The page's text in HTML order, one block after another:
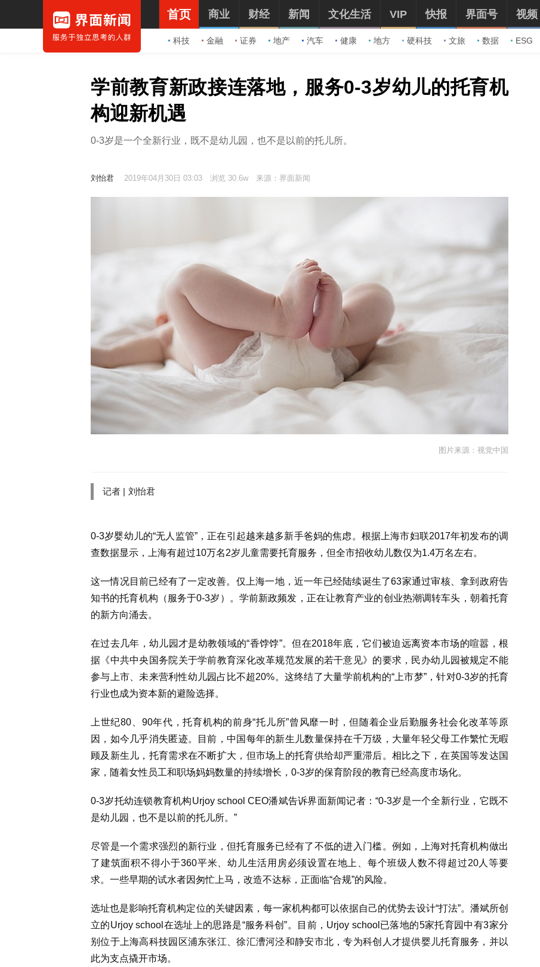
首页
科技 金融 证券 地产 汽车 健康 地方 硬科技 文旅 数据 ESG
商业 财经 新闻 文化生活 VIP 快报 界面号 视频
学前教育新政接连落地，服务0-3岁幼儿的托育机
构迎新机遇
0-3岁是一个全新行业，既不是幼儿园，也不是以前的托儿所。
刘怡君 2019年04月30日 03:03 浏览 30.6w 来源：界面新闻
图片来源：视觉中国
记者 | 刘怡君
0-3岁婴幼儿的“无人监管”，正在引起越来越多新手爸妈的焦虑。根据上海市妇联2017年初发布的调
查数据显示，上海有超过10万名2岁儿童需要托育服务，但全市招收幼儿数仅为1.4万名左右。
这一情况目前已经有了一定改善。仅上海一地，近一年已经陆续诞生了63家通过审核、拿到政府告
知书的托育机构（服务于0-3岁）。学前新政频发，正在让教育产业的创业热潮调转车头，朝着托育
的新方向涌去。
在过去几年，幼儿园才是幼教领域的“香饽饽”。但在2018年底，它们被迫远离资本市场的喧嚣，根
据《中共中央国务院关于学前教育深化改革规范发展的若干意见》的要求，民办幼儿园被规定不能
参与上市、未来营利性幼儿园占比不超20%。这终结了大量学前机构的“上市梦”，针对0-3岁的托育
行业也成为资本新的避险选择。
上世纪80、90年代，托育机构的前身“托儿所”曾风靡一时，但随着企业后勤服务社会化改革等原
因，如今几乎消失匿迹。目前，中国每年的新生儿数量保持在千万级，大量年轻父母工作繁忙无暇
顾及新生儿，托育需求在不断扩大，但市场上的托育供给却严重滞后。相比之下，在英国等发达国
家，随着女性员工和职场妈妈数量的持续增长，0-3岁的保育阶段的教育已经高度市场化。
0-3岁托幼连锁教育机构Urjoy school CEO潘斌告诉界面新闻记者：“0-3岁是一个全新行业，它既不
是幼儿园，也不是以前的托儿所。”
尽管是一个需求强烈的新行业，但托育服务已经有了不低的进入门槛。例如，上海对托育机构做出
了建筑面积不得小于360平米、幼儿生活用房必须设置在地上、每个班级人数不得超过20人等要
求。一些早期的试水者因匆忙上马，改造不达标，正面临“合规”的风险。
选址也是影响托育机构定位的关键因素，每一家机构都可以依据自己的优势去设计“打法”。潘斌所创
立的Urjoy school在选址上的思路是“服务科创”。目前，Urjoy school已落地的5家托育园中有3家分
别位于上海高科技园区浦东张江、徐汇漕河泾和静安市北，专为科创人才提供婴儿托育服务，并以
此为支点撬开市场。